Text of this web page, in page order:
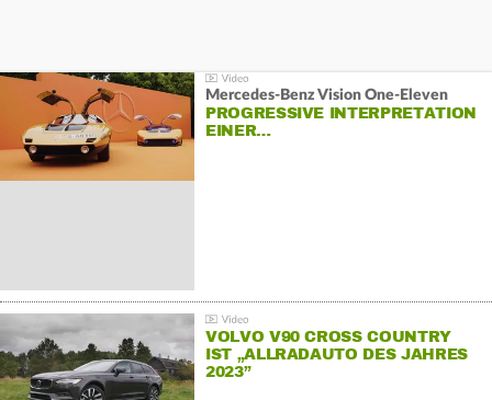
Mercedes-Benz Vision One-Eleven
PROGRESSIVE INTERPRETATION
EINER…
VOLVO V90 CROSS COUNTRY
IST „ALLRADAUTO DES JAHRES
2023”